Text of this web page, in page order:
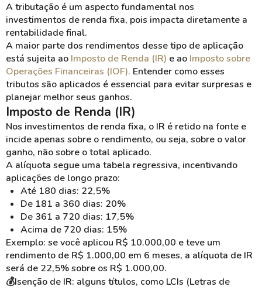
A tributação é um aspecto fundamental nos
investimentos de renda fixa, pois impacta diretamente a
rentabilidade final.
A maior parte dos rendimentos desse tipo de aplicação
está sujeita ao Imposto de Renda (IR) e ao Imposto sobre
Operações Financeiras (IOF). Entender como esses
tributos são aplicados é essencial para evitar surpresas e
planejar melhor seus ganhos.
Imposto de Renda (IR)
Nos investimentos de renda fixa, o IR é retido na fonte e
incide apenas sobre o rendimento, ou seja, sobre o valor
ganho, não sobre o total aplicado.
A alíquota segue uma tabela regressiva, incentivando
aplicações de longo prazo:
Até 180 dias: 22,5%
De 181 a 360 dias: 20%
De 361 a 720 dias: 17,5%
Acima de 720 dias: 15%
Exemplo: se você aplicou R$ 10.000,00 e teve um
rendimento de R$ 1.000,00 em 6 meses, a alíquota de IR
será de 22,5% sobre os R$ 1.000,00.
💰Isenção de IR: alguns títulos, como LCIs (Letras de